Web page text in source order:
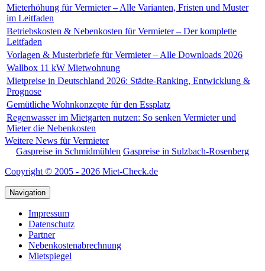
Mieterhöhung für Vermieter – Alle Varianten, Fristen und Muster
im Leitfaden
Betriebskosten & Nebenkosten für Vermieter – Der komplette
Leitfaden
Vorlagen & Musterbriefe für Vermieter – Alle Downloads 2026
Wallbox 11 kW Mietwohnung
Mietpreise in Deutschland 2026: Städte-Ranking, Entwicklung &
Prognose
Gemütliche Wohnkonzepte für den Essplatz
Regenwasser im Mietgarten nutzen: So senken Vermieter und
Mieter die Nebenkosten
Weitere News für Vermieter
Gaspreise in Schmidmühlen Gaspreise in Sulzbach-Rosenberg
Copyright © 2005 - 2026 Miet-Check.de
Navigation
Impressum
Datenschutz
Partner
Nebenkostenabrechnung
Mietspiegel